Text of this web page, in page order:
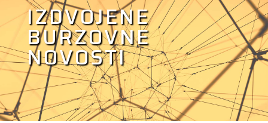
IZDVOJENE
BURZOVNE
NOVOSTI